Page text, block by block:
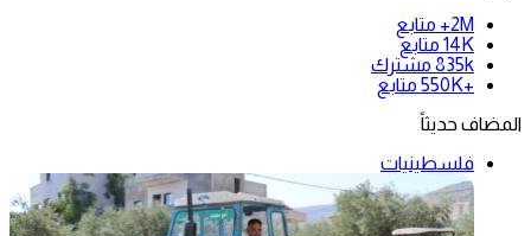
2M+
متابع
14K متابع
835k مشترك
+550K
متابع
المضاف حديثاً
فلسطينيات